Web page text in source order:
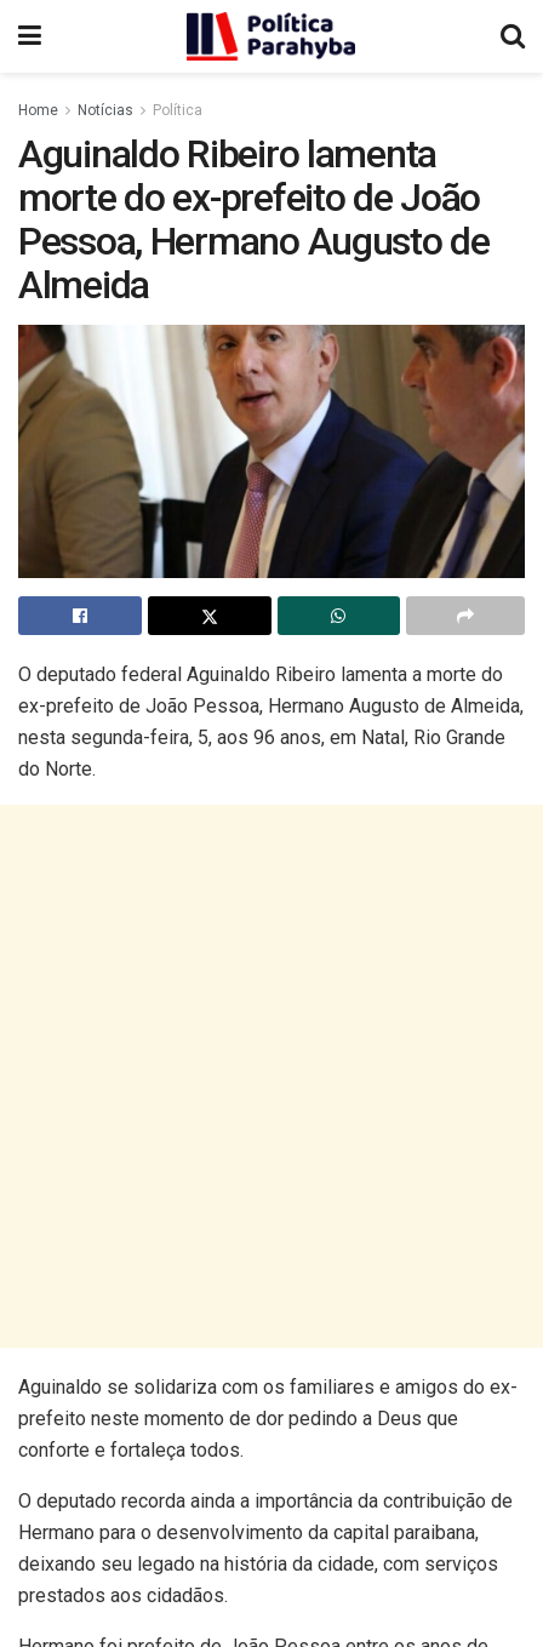
Home Notícias Política
Aguinaldo Ribeiro lamenta
morte do ex-prefeito de João
Pessoa, Hermano Augusto de
Almeida
O deputado federal Aguinaldo Ribeiro lamenta a morte do
ex-prefeito de João Pessoa, Hermano Augusto de Almeida,
nesta segunda-feira, 5, aos 96 anos, em Natal, Rio Grande
do Norte.
Aguinaldo se solidariza com os familiares e amigos do ex-
prefeito neste momento de dor pedindo a Deus que
conforte e fortaleça todos.
O deputado recorda ainda a importância da contribuição de
Hermano para o desenvolvimento da capital paraibana,
deixando seu legado na história da cidade, com serviços
prestados aos cidadãos.